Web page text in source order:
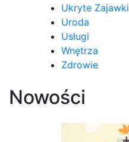
Ukryte Zajawki
Uroda
Usługi
Wnętrza
Zdrowie
Nowości